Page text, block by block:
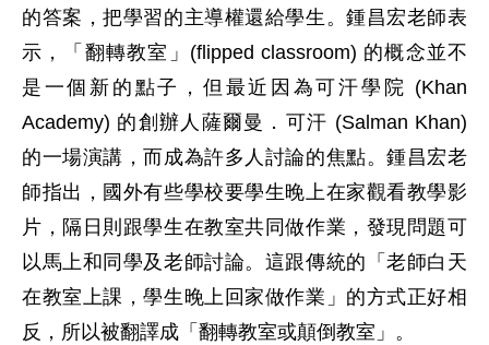
的答案，把學習的主導權還給學生。鍾昌宏老師表
示，「翻轉教室」(flipped classroom) 的概念並不
是一個新的點子，但最近因為可汗學院 (Khan
Academy) 的創辦人薩爾曼．可汗 (Salman Khan)
的一場演講，而成為許多人討論的焦點。鍾昌宏老
師指出，國外有些學校要學生晚上在家觀看教學影
片，隔日則跟學生在教室共同做作業，發現問題可
以馬上和同學及老師討論。這跟傳統的「老師白天
在教室上課，學生晚上回家做作業」的方式正好相
反，所以被翻譯成「翻轉教室或顛倒教室」。